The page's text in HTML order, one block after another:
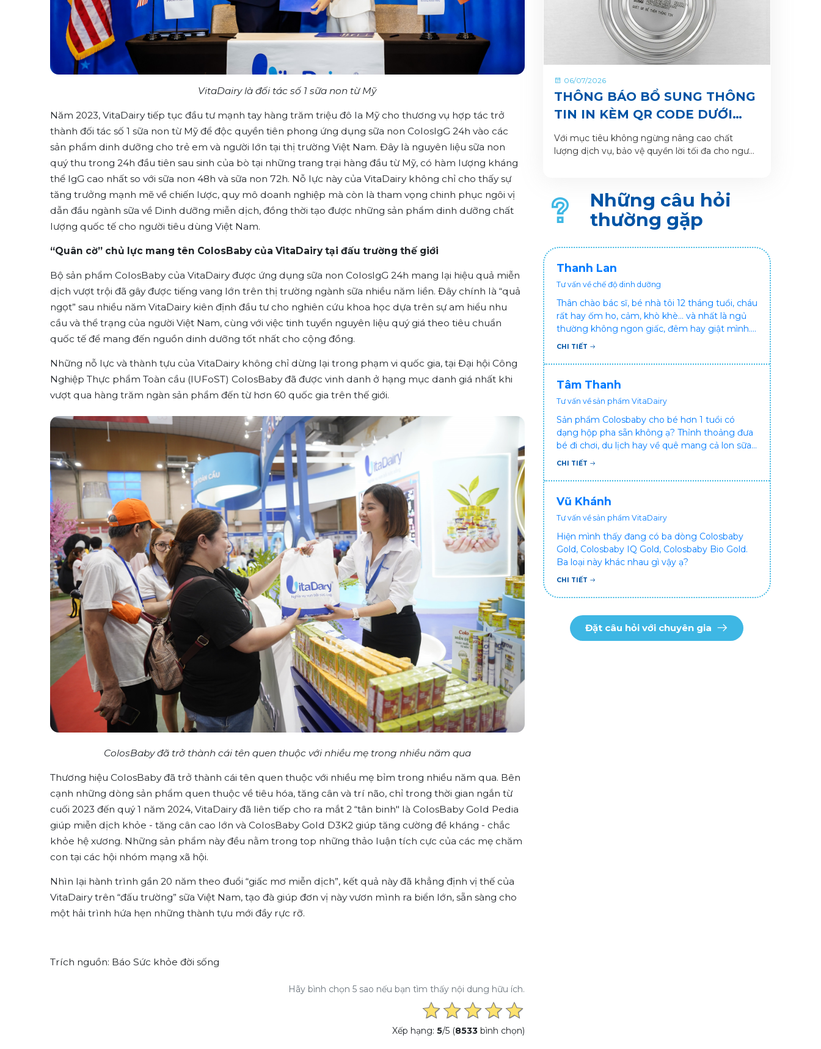
VitaDairy là đối tác số 1 sữa non từ Mỹ
Năm 2023, VitaDairy tiếp tục đầu tư mạnh tay hàng trăm triệu đô la Mỹ cho thương vụ hợp tác trở
thành đối tác số 1 sữa non từ Mỹ để độc quyền tiên phong ứng dụng sữa non ColosIgG 24h vào các
sản phẩm dinh dưỡng cho trẻ em và người lớn tại thị trường Việt Nam. Đây là nguyên liệu sữa non
quý thu trong 24h đầu tiên sau sinh của bò tại những trang trại hàng đầu từ Mỹ, có hàm lượng kháng
thể IgG cao nhất so với sữa non 48h và sữa non 72h. Nỗ lực này của VitaDairy không chỉ cho thấy sự
tăng trưởng mạnh mẽ về chiến lược, quy mô doanh nghiệp mà còn là tham vọng chinh phục ngôi vị
dẫn đầu ngành sữa về Dinh dưỡng miễn dịch, đồng thời tạo được những sản phẩm dinh dưỡng chất
lượng quốc tế cho người tiêu dùng Việt Nam.
“Quân cờ” chủ lực mang tên ColosBaby của VitaDairy tại đấu trường thế giới
Bộ sản phẩm ColosBaby của VitaDairy được ứng dụng sữa non ColosIgG 24h mang lại hiệu quả miễn
dịch vượt trội đã gây được tiếng vang lớn trên thị trường ngành sữa nhiều năm liền. Đây chính là “quả
ngọt” sau nhiều năm VitaDairy kiên định đầu tư cho nghiên cứu khoa học dựa trên sự am hiểu nhu
cầu và thể trạng của người Việt Nam, cùng với việc tinh tuyển nguyên liệu quý giá theo tiêu chuẩn
quốc tế để mang đến nguồn dinh dưỡng tốt nhất cho cộng đồng.
Những nỗ lực và thành tựu của VitaDairy không chỉ dừng lại trong phạm vi quốc gia, tại Đại hội Công
Nghiệp Thực phẩm Toàn cầu (IUFoST) ColosBaby đã được vinh danh ở hạng mục danh giá nhất khi
vượt qua hàng trăm ngàn sản phẩm đến từ hơn 60 quốc gia trên thế giới.
ColosBaby đã trở thành cái tên quen thuộc với nhiều mẹ trong nhiều năm qua
Thương hiệu ColosBaby đã trở thành cái tên quen thuộc với nhiều mẹ bỉm trong nhiều năm qua. Bên
cạnh những dòng sản phẩm quen thuộc về tiêu hóa, tăng cân và trí não, chỉ trong thời gian ngắn từ
cuối 2023 đến quý 1 năm 2024, VitaDairy đã liên tiếp cho ra mắt 2 “tân binh" là ColosBaby Gold Pedia
giúp miễn dịch khỏe - tăng cân cao lớn và ColosBaby Gold D3K2 giúp tăng cường đề kháng - chắc
khỏe hệ xương. Những sản phẩm này đều nằm trong top những thảo luận tích cực của các mẹ chăm
con tại các hội nhóm mạng xã hội.
Nhìn lại hành trình gần 20 năm theo đuổi “giấc mơ miễn dịch”, kết quả này đã khẳng định vị thế của
VitaDairy trên “đấu trường” sữa Việt Nam, tạo đà giúp đơn vị này vươn mình ra biển lớn, sẵn sàng cho
một hải trình hứa hẹn những thành tựu mới đầy rực rỡ.
Trích nguồn: Báo Sức khỏe đời sống
Hãy bình chọn 5 sao nếu bạn tìm thấy nội dung hữu ích.
Xếp hạng: 5/5 (8533bình chọn)
06/07/2026
THÔNG BÁO BỔ SUNG THÔNG
TIN IN KÈM QR CODE DƯỚI
ĐÁY LON VÀ HỘP SẢN PHẨM
Với mục tiêu không ngừng nâng cao chất
lượng dịch vụ, bảo vệ quyền lời tối đa cho người
dung in dưới đáy lon và hộp sản phẩm chi tiết
như sau:
Những câu hỏi
thường gặp
Thanh Lan
Tư vấn về chế độ dinh dưỡng
Thân chào bác sĩ, bé nhà tôi 12 tháng tuổi, cháu
rất hay ốm ho, cảm, khò khè... và nhất là ngủ
thường không ngon giấc, đêm hay giật mình.
Vậy xin hỏi bác sĩ, bé bị tình trạng vậy nên làm
ạ? Thấy cháu vậy gia đình ai cũng xót, mẹ cũng
cực vì chăm cháu hay ốm ạ?. Cảm ơn bác sĩ.
CHI TIẾT
Tâm Thanh
Tư vấn về sản phẩm VitaDairy
Sản phẩm Colosbaby cho bé hơn 1 tuổi có
dạng hộp pha sẵn không ạ? Thỉnh thoảng đưa
bé đi chơi, du lịch hay về quê mang cả lon sữa
khá bất tiện mà mình không muốn đổi cho bé
hưởng sức khỏe!
CHI TIẾT
Vũ Khánh
Tư vấn về sản phẩm VitaDairy
Hiện mình thấy đang có ba dòng Colosbaby
Gold, Colosbaby IQ Gold, Colosbaby Bio Gold.
Ba loại này khác nhau gì vậy ạ?
CHI TIẾT
Đặt câu hỏi với chuyên gia